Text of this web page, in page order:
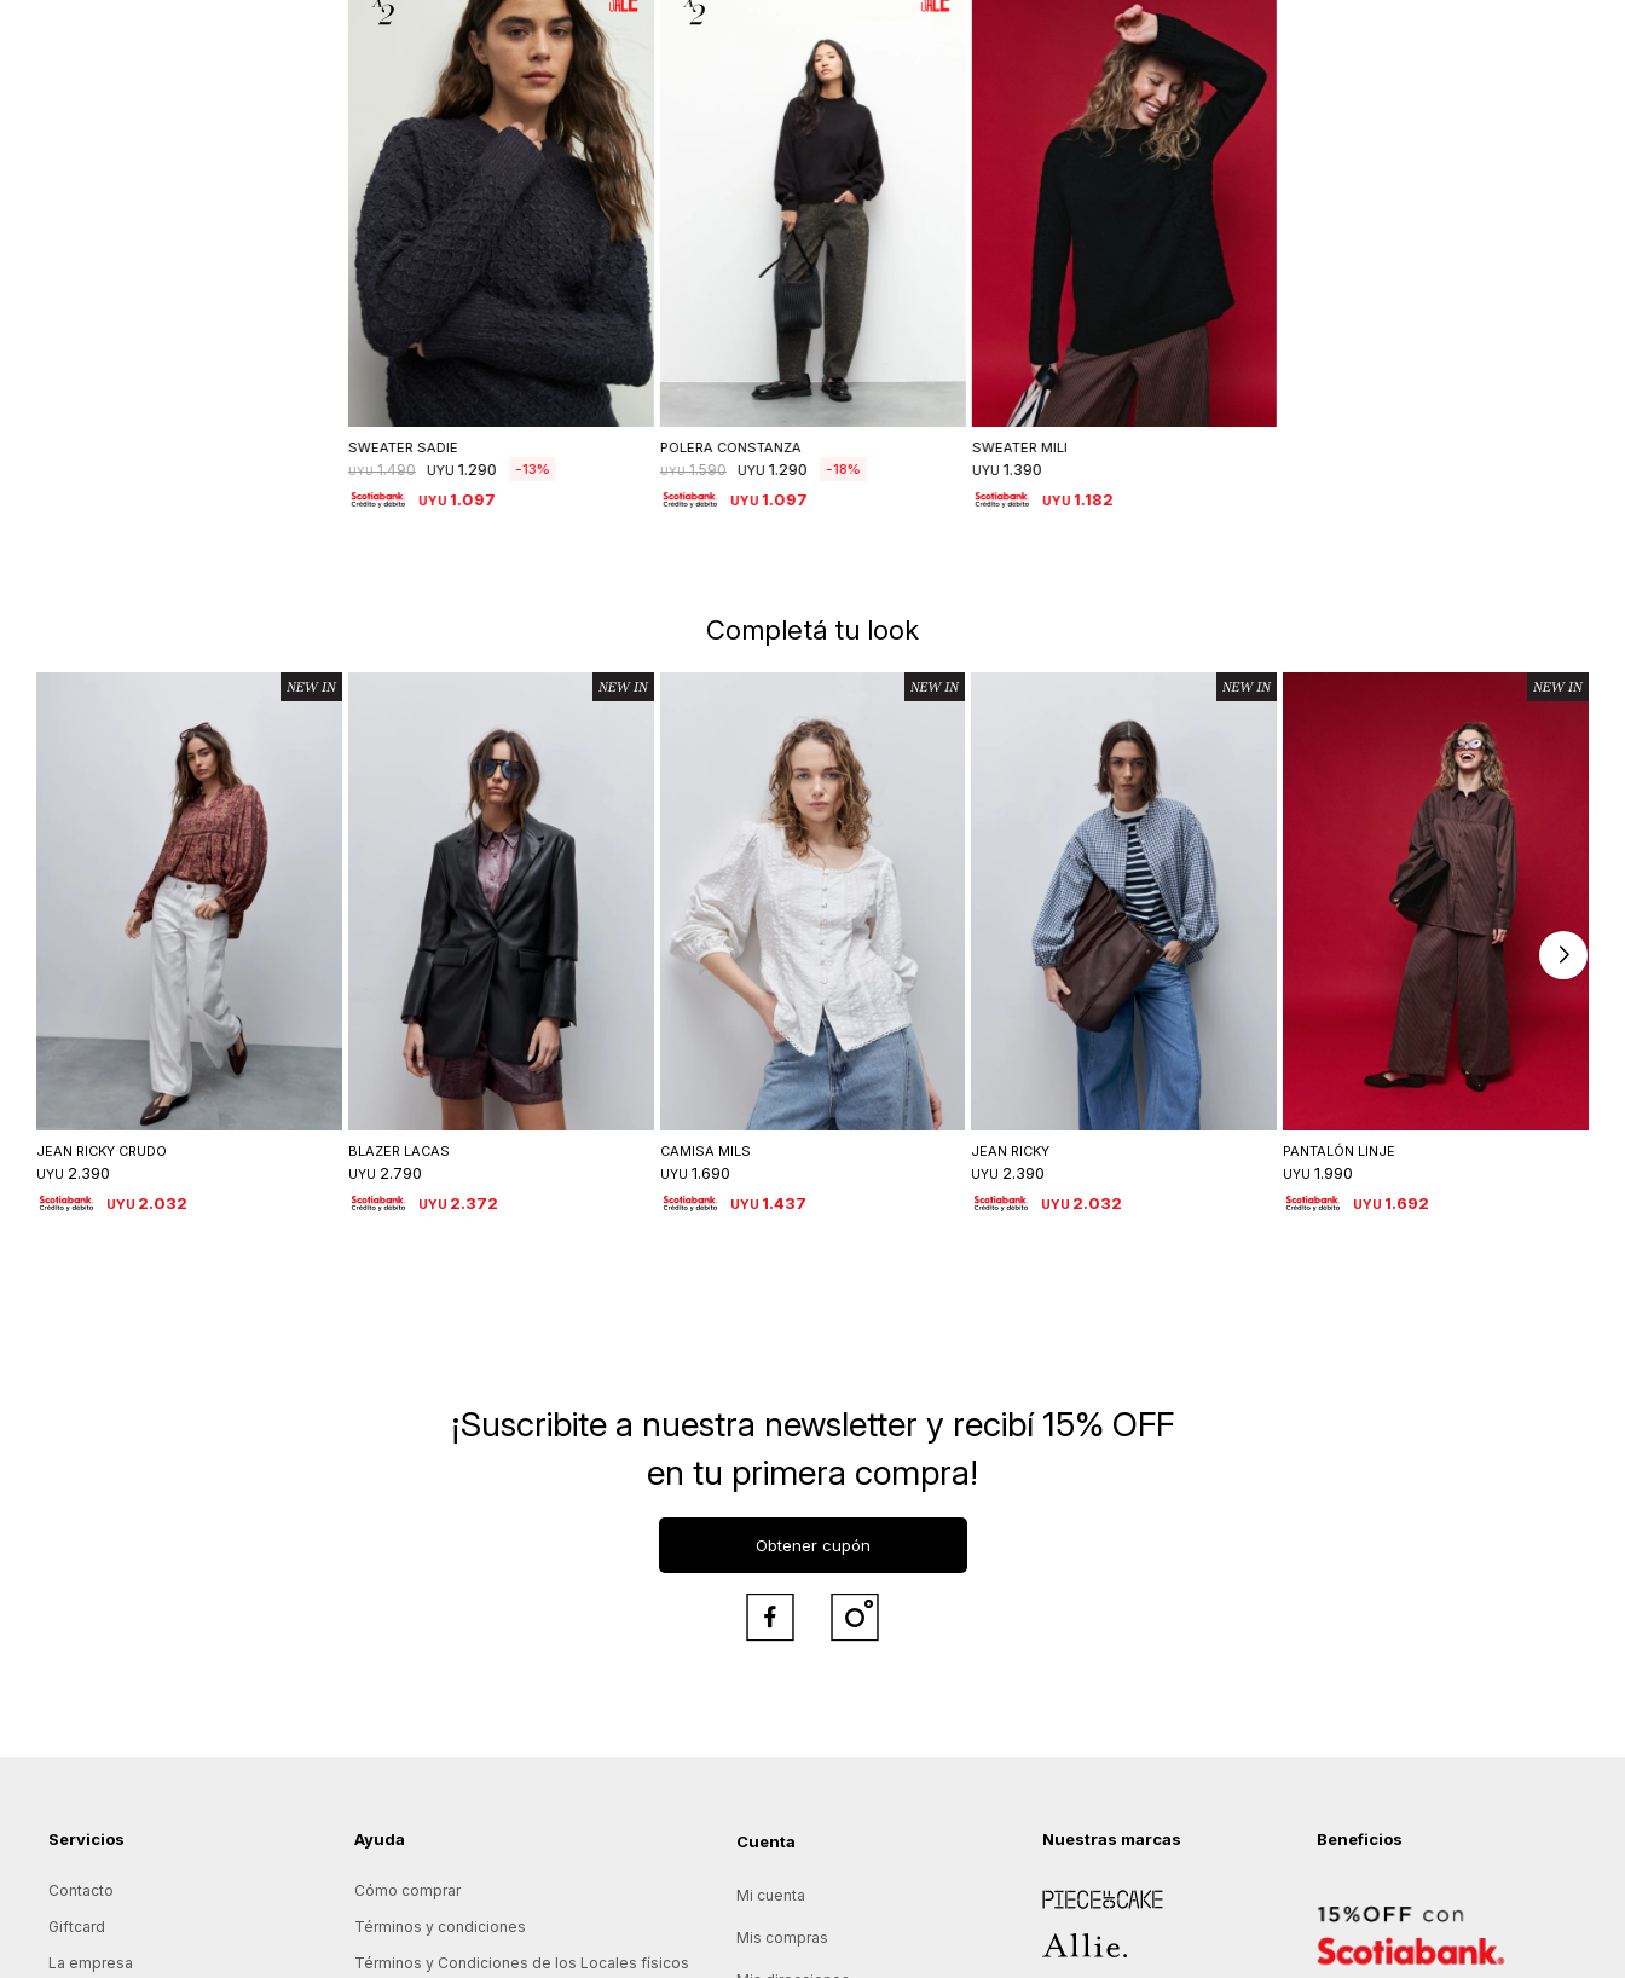
Seleccionar talle
SWEATER SADIE
UYU 1.490 UYU 1.290 13
UYU 1.097
Seleccionar talle
POLERA CONSTANZA
UYU 1.590 UYU 1.290 18
UYU 1.097
Seleccionar talle
SWEATER MILI
UYU 1.390
UYU 1.182
Completá tu look
Seleccionar talle
JEAN RICKY CRUDO
UYU 2.390
UYU 2.032
Seleccionar talle
BLAZER LACAS
UYU 2.790
UYU 2.372
Seleccionar talle
CAMISA MILS
UYU 1.690
UYU 1.437
Seleccionar talle
JEAN RICKY
UYU 2.390
UYU 2.032
PANTALÓN LINJE
UYU 1.990
UYU 1.692
Servicios
Contacto
Giftcard
La empresa
Ayuda
Cómo comprar
Términos y condiciones
Términos y Condiciones de los Locales físicos
Cuenta
Mi cuenta
Mis compras
Nuestras marcas
Piece of Cake
Allie
Beneficios
¡Suscribite a nuestra newsletter y recibí 15% OFF
en tu primera compra!
Obtener cupón
 